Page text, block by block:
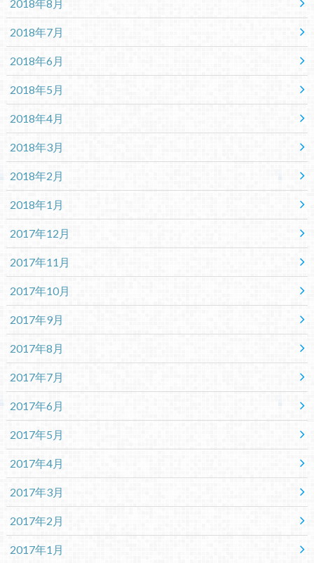
2018年8月
2018年7月
2018年6月
2018年5月
2018年4月
2018年3月
2018年2月
2018年1月
2017年12月
2017年11月
2017年10月
2017年9月
2017年8月
2017年7月
2017年6月
2017年5月
2017年4月
2017年3月
2017年2月
2017年1月